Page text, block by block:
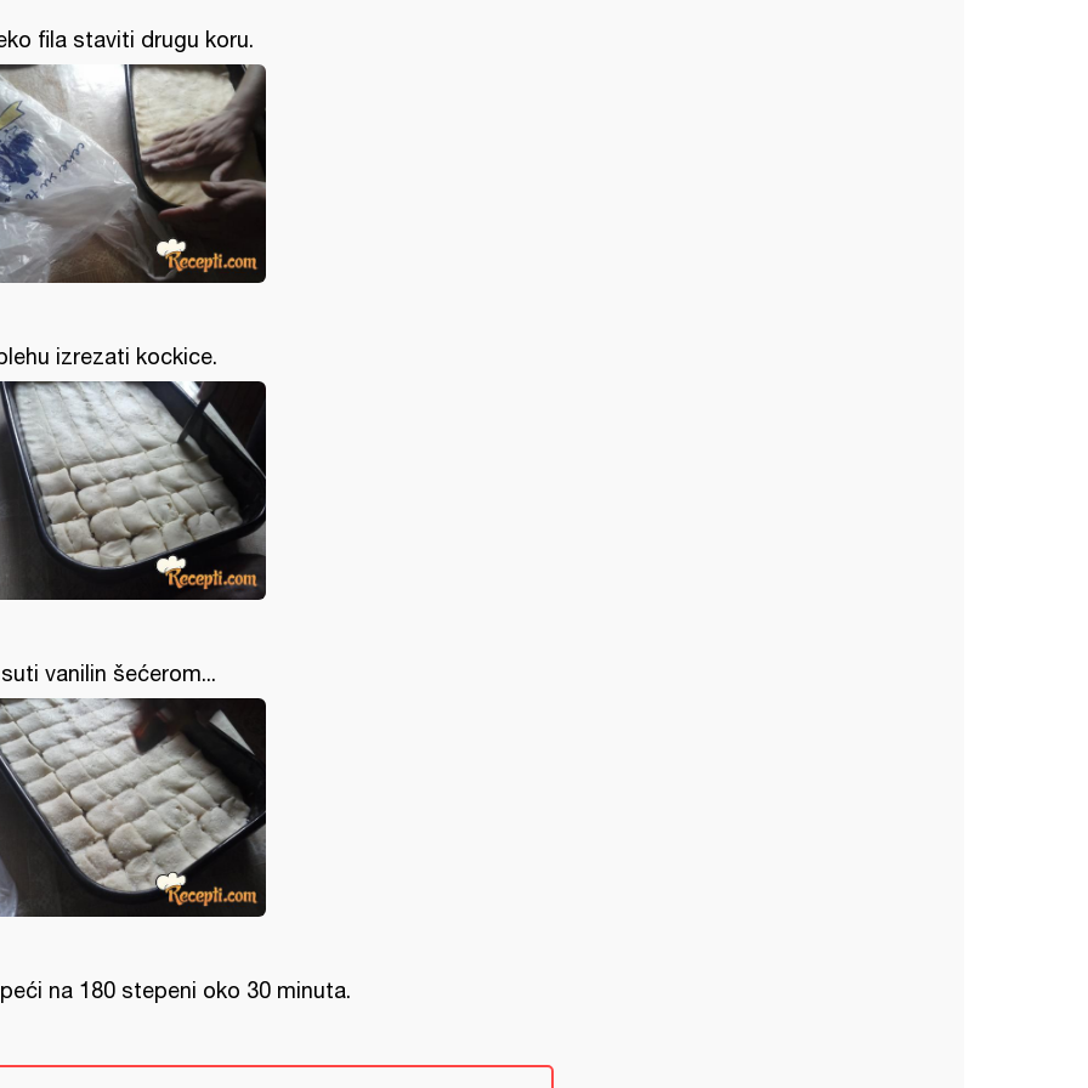
fila staviti drugu koru.
izrezati kockice.
vanilin šećerom...
na 180 stepeni oko 30 minuta.